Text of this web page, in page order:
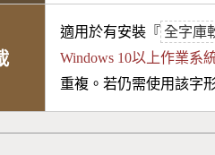
適用於有安裝『 全字庫
Windows 10以上作業系
重複。若仍需使用該字